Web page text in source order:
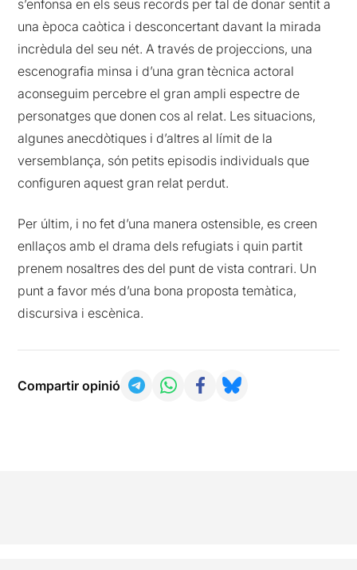
s’enfonsa en els seus records per tal de donar sentit a
una època caòtica i desconcertant davant la mirada
incrèdula del seu nét. A través de projeccions, una
escenografia minsa i d’una gran tècnica actoral
aconseguim percebre el gran ampli espectre de
personatges que donen cos al relat. Les situacions,
algunes anecdòtiques i d’altres al límit de la
versemblança, són petits episodis individuals que
configuren aquest gran relat perdut.
Per últim, i no fet d’una manera ostensible, es creen
enllaços amb el drama dels refugiats i quin partit
prenem nosaltres des del punt de vista contrari. Un
punt a favor més d’una bona proposta temàtica,
discursiva i escènica.
Compartir opinió